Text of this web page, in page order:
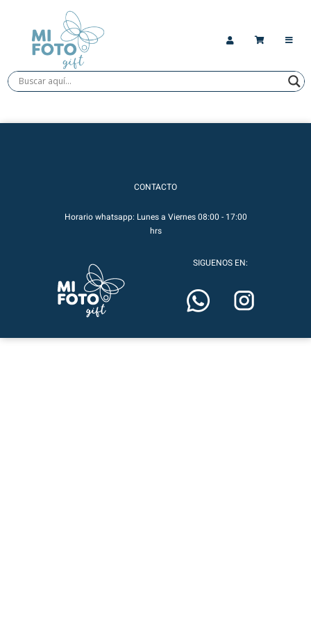
CONTACTO
Horario whatsapp: Lunes a Viernes 08:00 - 17:00
hrs
SIGUENOS EN: